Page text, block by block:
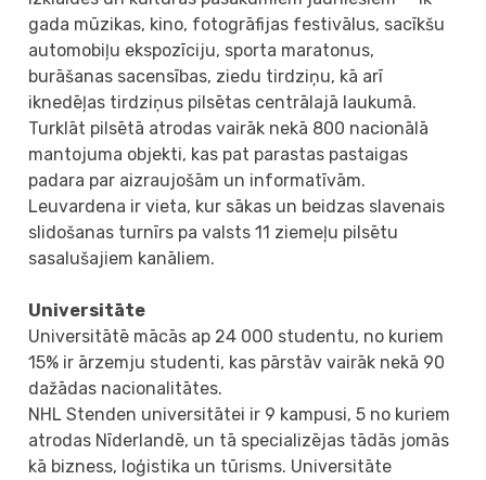
gada mūzikas, kino, fotogrāfijas festivālus, sacīkšu
automobiļu ekspozīciju, sporta maratonus,
burāšanas sacensības, ziedu tirdziņu, kā arī
iknedēļas tirdziņus pilsētas centrālajā laukumā.
Turklāt pilsētā atrodas vairāk nekā 800 nacionālā
mantojuma objekti, kas pat parastas pastaigas
padara par aizraujošām un informatīvām.
Leuvardena ir vieta, kur sākas un beidzas slavenais
slidošanas turnīrs pa valsts 11 ziemeļu pilsētu
sasalušajiem kanāliem.
Universitāte
Universitātē mācās ap 24 000 studentu, no kuriem
15% ir ārzemju studenti, kas pārstāv vairāk nekā 90
dažādas nacionalitātes.
NHL Stenden universitātei ir 9 kampusi, 5 no kuriem
atrodas Nīderlandē, un tā specializējas tādās jomās
kā bizness, loģistika un tūrisms. Universitāte